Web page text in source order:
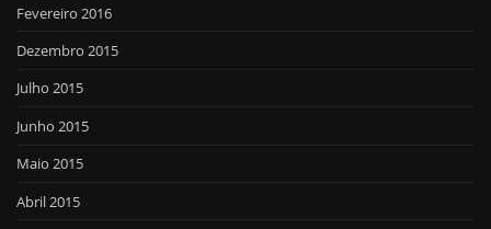
Fevereiro 2016
Dezembro 2015
Julho 2015
Junho 2015
Maio 2015
Abril 2015